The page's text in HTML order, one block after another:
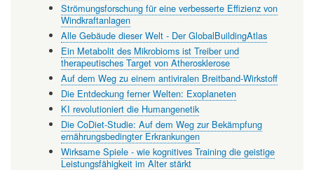
genetische
Geschichte
Strömungsforschung für eine verbesserte Effizienz von
Windkraftanlagen
Alle Gebäude dieser Welt - Der GlobalBuildingAtlas
Ein Metabolit des Mikrobioms ist Treiber und
therapeutisches Target von Atherosklerose
Auf dem Weg zu einem antiviralen Breitband-Wirkstoff
Die Entdeckung ferner Welten: Exoplaneten
KI revolutioniert die Humangenetik
Die CoDiet-Studie: Auf dem Weg zur Bekämpfung
ernährungsbedingter Erkrankungen
Wirksame Spiele - wie kognitives Training die geistige
Leistungsfähigkeit im Alter stärkt